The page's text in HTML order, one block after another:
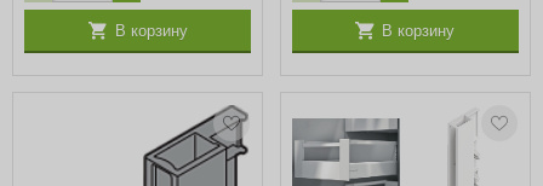
В корзину В корзину